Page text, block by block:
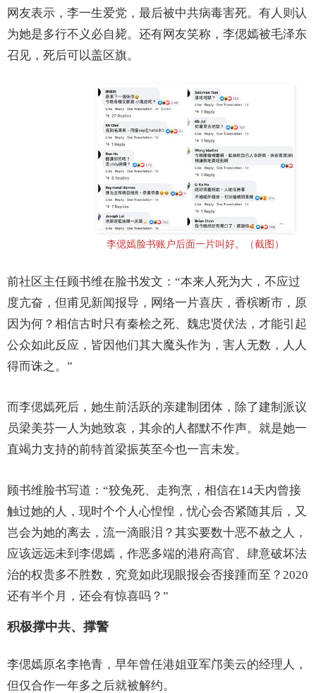
网友表示，李一生爱党，最后被中共病毒害死。有人则认
为她是多行不义必自毙。还有网友笑称，李偲嫣被毛泽东
召见，死后可以盖区旗。
李偲嫣脸书账户后面一片叫好。（截图）
前社区主任顾书维在脸书发文：“本来人死为大，不应过
度亢奋，但甫见新闻报导，网络一片喜庆，香槟断市，原
因为何？相信古时只有秦桧之死、魏忠贤伏法，才能引起
公众如此反应，皆因他们其大魔头作为，害人无数，人人
得而诛之。”
而李偲嫣死后，她生前活跃的亲建制团体，除了建制派议
员梁美芬一人为她致哀，其余的人都默不作声。就是她一
直竭力支持的前特首梁振英至今也一言未发。
顾书维脸书写道：“狡兔死、走狗烹，相信在14天内曾接
触过她的人，现时个个人心惶惶，忧心会否紧随其后，又
岂会为她的离去，流一滴眼泪？其实要数十恶不赦之人，
应该远远未到李偲嫣，作恶多端的港府高官、肆意破坏法
治的权贵多不胜数，究竟如此现眼报会否接踵而至？2020
还有半个月，还会有惊喜吗？”
积极撑中共、撑警
李偲嫣原名李艳青，早年曾任港姐亚军邝美云的经理人，
但仅合作一年多之后就被解约。